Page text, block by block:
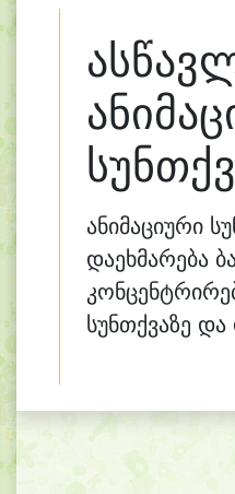
ანიმაციური
დაეხმარება
სუნთქვაზე